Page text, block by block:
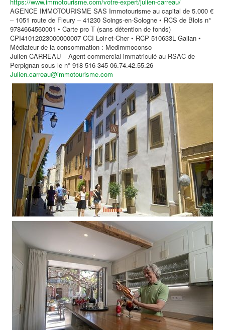
https://www.immotourisme.com/votre-expert/julien-carreau/
AGENCE IMMOTOURISME SAS Immotourisme au capital de 5.000 €
– 1051 route de Fleury – 41230 Soings-en-Sologne • RCS de Blois n°
9784664560001 • Carte pro T (sans détention de fonds)
CPI41012023000000007 CCI Loir-et-Cher • RCP 510633L Galian •
Médiateur de la consommation : Medimmoconso
Julien CARREAU – Agent commercial immatriculé au RSAC de
Perpignan sous le n° 918 516 345 06.74.42.55.26
Julien.carreau@immotourisme.com